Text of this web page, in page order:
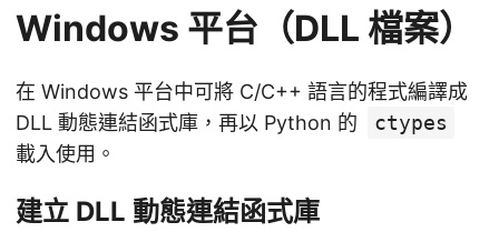
Windows 平台（DLL 檔案）
在 Windows 平台中可將 C/C++ 語言的程式編譯成
DLL 動態連結函式庫，再以 Python 的
ctypes
載入使用。
建立 DLL 動態連結函式庫